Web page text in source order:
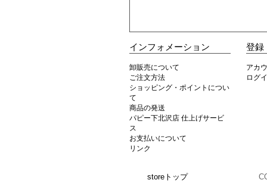
インフォメーション
卸販売について
ご注文方法
ショッピング・ポイントについ
て
商品の発送
パピー下北沢店 仕上げサービ
ス
お支払いについて
リンク
登録
アカ
ログ
storeトップ